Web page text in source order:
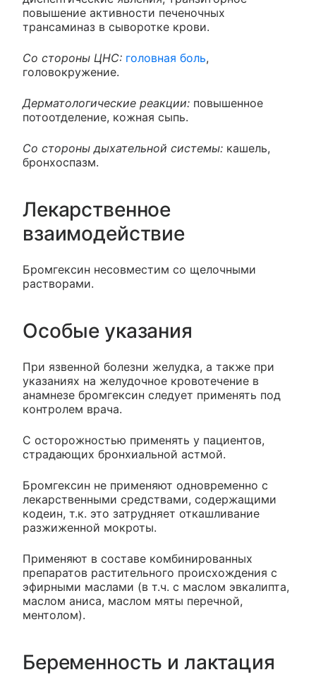
повышение активности печеночных
трансаминаз в сыворотке крови.
Со стороны ЦНС: головная боль,
головокружение.
Дерматологические реакции: повышенное
потоотделение, кожная сыпь.
Со стороны дыхательной системы: кашель,
бронхоспазм.
Лекарственное
взаимодействие
Бромгексин несовместим со щелочными
растворами.
Особые указания
При язвенной болезни желудка, а также при
указаниях на желудочное кровотечение в
анамнезе бромгексин следует применять под
контролем врача.
С осторожностью применять у пациентов,
страдающих бронхиальной астмой.
Бромгексин не применяют одновременно с
лекарственными средствами, содержащими
кодеин, т.к. это затрудняет откашливание
разжиженной мокроты.
Применяют в составе комбинированных
препаратов растительного происхождения с
эфирными маслами (в т.ч. с маслом эвкалипта,
маслом аниса, маслом мяты перечной,
ментолом).
Беременность и лактация